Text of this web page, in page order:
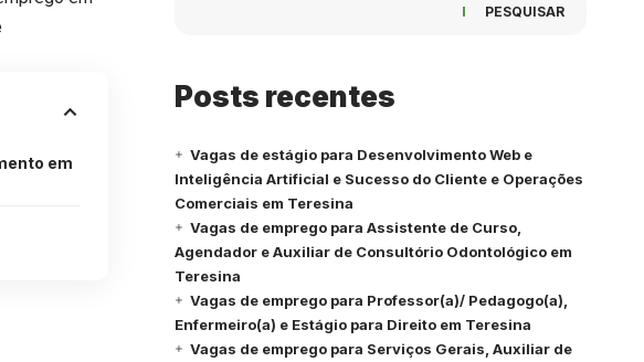
em
PESQUISAR
Posts recentes
Vagas de estágio para Desenvolvimento Web e
Inteligência Artificial e Sucesso do Cliente e Operações
Comerciais em Teresina
Vagas de emprego para Assistente de Curso,
Agendador e Auxiliar de Consultório Odontológico em
Teresina
Vagas de emprego para Professor(a)/ Pedagogo(a),
Enfermeiro(a) e Estágio para Direito em Teresina
Vagas de emprego para Serviços Gerais, Auxiliar de